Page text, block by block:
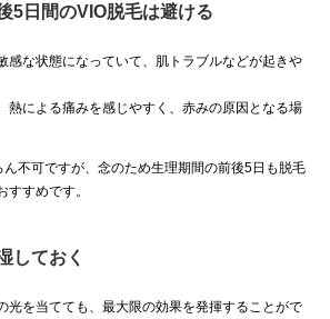
5日間のVIO脱毛は避ける
感な状態になっていて、肌トラブルなどが起きや
熱による痛みを感じやすく、赤みの原因となる場
不可ですが、念のため生理期間の前後5日も脱毛
すめです。
しておく
光を当てても、最大限の効果を発揮することがで